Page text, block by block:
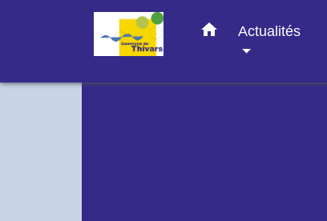
home Actualités